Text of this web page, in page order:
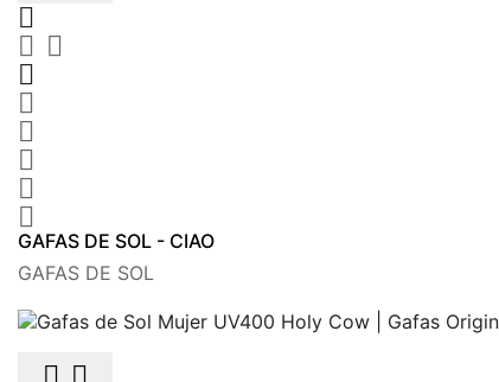

 






GAFAS DE SOL - CIAO
GAFAS DE SOL